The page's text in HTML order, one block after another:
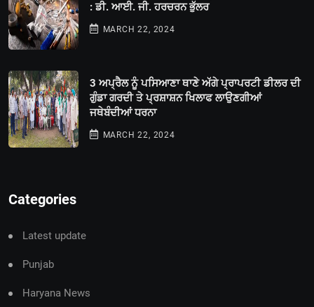
: ਡੀ. ਆਈ. ਜੀ. ਹਰਚਰਨ ਭੁੱਲਰ
MARCH 22, 2024
3 ਅਪ੍ਰੈਲ ਨੂੰ ਪਸਿਆਣਾ ਥਾਣੇ ਅੱਗੇ ਪ੍ਰਾਪਰਟੀ ਡੀਲਰ ਦੀ
ਗੁੰਡਾ ਗਰਦੀ ਤੇ ਪ੍ਰਸ਼ਾਸ਼ਨ ਖਿਲਾਫ ਲਾਉਣਗੀਆਂ
ਜਥੇਬੰਦੀਆਂ ਧਰਨਾ
MARCH 22, 2024
Categories
Latest update
Punjab
Haryana News